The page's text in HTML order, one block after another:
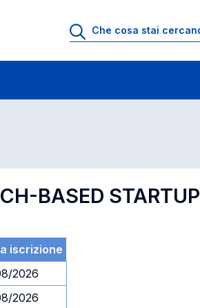
BASED STARTUP
iscrizione
2026
2026